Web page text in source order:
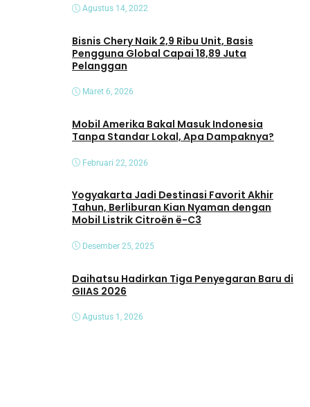
Agustus 14, 2022
Bisnis Chery Naik 2,9 Ribu Unit, Basis
Pengguna Global Capai 18,89 Juta
Pelanggan
Maret 6, 2026
Mobil Amerika Bakal Masuk Indonesia
Tanpa Standar Lokal, Apa Dampaknya?
Februari 22, 2026
Yogyakarta Jadi Destinasi Favorit Akhir
Tahun, Berliburan Kian Nyaman dengan
Mobil Listrik Citroën ë-C3
Desember 25, 2025
Daihatsu Hadirkan Tiga Penyegaran Baru di
GIIAS 2026
Agustus 1, 2026